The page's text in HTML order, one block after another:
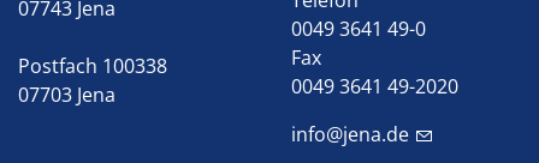
07743 Jena
Postfach 100338
07703 Jena
0049 3641 49-0
Fax
0049 3641 49-2020
info@jena.de